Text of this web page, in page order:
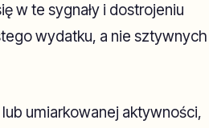
w te sygnały i dostrojeniu
wydatku, a nie sztywnych
umiarkowanej aktywności,